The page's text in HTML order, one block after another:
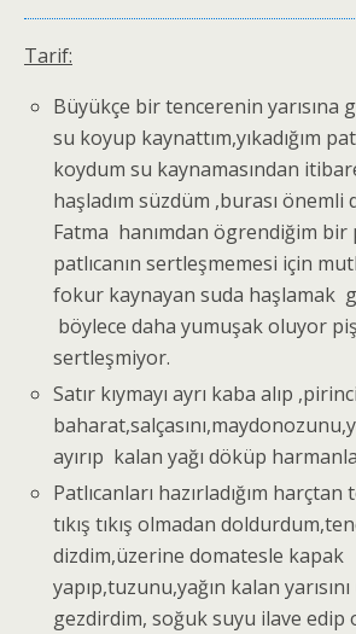
Tarif:
Büyükçe bir tencerenin yarısına
su koyup kaynattım,yıkadığım
koydum su kaynamasından
haşladım süzdüm ,burası önemli
Fatma hanımdan ögrendiğim
patlıcanın sertleşmemesi için
fokur kaynayan suda haşlamak
böylece daha yumuşak oluyor
sertleşmiyor.
Satır kıymayı ayrı kaba alıp
ayırıp kalan yağı döküp
Patlıcanları hazırladığım
tıkış tıkış olmadan
dizdim,üzerine domatesle kapak
yapıp,tuzunu,yağın kalan
gezdirdim, soğuk suyu ilave edip